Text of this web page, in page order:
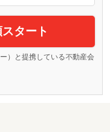
タート
）と提携している不動産会